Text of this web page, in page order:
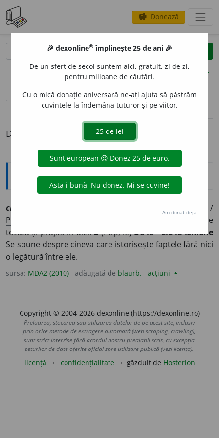
savings Donează
clear
opțiuni
definiții (1) pronunțievolume_up (1)
Definiția cu ID-ul 1059956:
Explicative DEX
chifte
/
Pl:
Preparat culinar făcut din carne
tocată și prăjită în ulei.2(Pop;îe)De la ~ele la izmene
Se spune despre cineva care istorisește faptele fără nici
o legătură între ele.
sursa: MDA2 (2010) adăugată de blaurb. acțiuni
Copyright © 2004-2026 dexonline (https://dexonline.ro)
Preluarea, stocarea sau utilizarea datelor de pe acest site, inclusiv
prin orice metode de extragere automată (web scraping, crawling),
sunt strict interzise fără acordul nostru prealabil scris, cu excepția
seturilor de date oferite oficial spre utilizare publică (vezi licența).
licență confidențialitate găzduit de Hosterion
🎉 dexonline® împlinește 25 de ani 🎉
De un sfert de secol suntem aici, gratuit, zi de zi,
pentru milioane de căutări.
Cu o mică donație aniversară ne-ați ajuta să păstrăm
cuvintele la îndemâna tuturor și pe viitor.
Am donat deja.